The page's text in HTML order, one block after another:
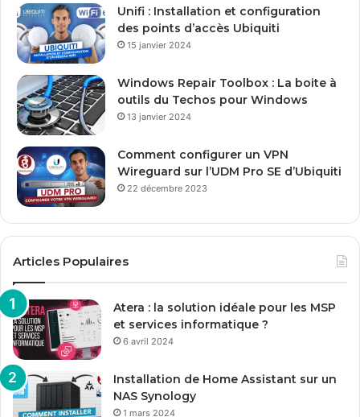
m
a
Unifi : Installation et configuration
des points d’accès Ubiquiti
15 janvier 2024
Windows Repair Toolbox : La boite à
outils du Techos pour Windows
13 janvier 2024
Comment configurer un VPN
Wireguard sur l’UDM Pro SE d’Ubiquiti
22 décembre 2023
Articles Populaires
Atera : la solution idéale pour les MSP
et services informatique ?
6 avril 2024
Installation de Home Assistant sur un
NAS Synology
1 mars 2024